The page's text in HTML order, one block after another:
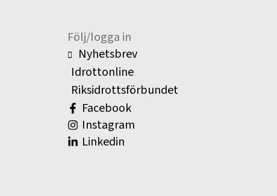
Följ/logga in
Nyhetsbrev
Idrottonline
Riksidrottsförbundet
Facebook
Instagram
Linkedin